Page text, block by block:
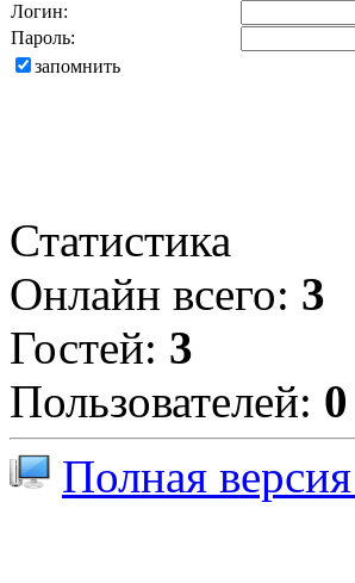
Логин:
Пароль:
запомнить
Статистика
Онлайн всего: 3
Гостей: 3
Пользователей: 0
Полная